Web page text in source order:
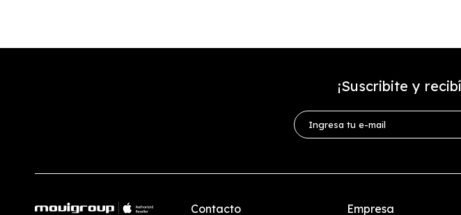
Contacto Empresa
¡Suscribite y